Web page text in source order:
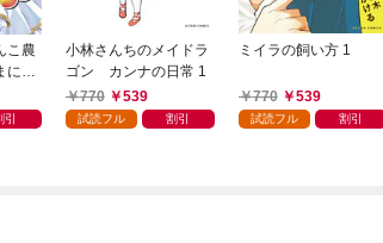
こ農
にか
ま
） 1
引
小林さんちのメイドラ
ゴン カンナの日常 1
770
539
試読フル 割引
ミイラの飼い方 1
770 539
試読フル 割引